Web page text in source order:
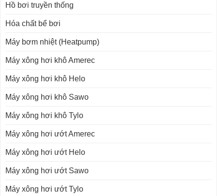
Hồ bơi truyền thống
Hóa chất bể bơi
Máy bơm nhiệt (Heatpump)
Máy xông hơi khô Amerec
Máy xông hơi khô Helo
Máy xông hơi khô Sawo
Máy xông hơi khô Tylo
Máy xông hơi ướt Amerec
Máy xông hơi ướt Helo
Máy xông hơi ướt Sawo
Máy xông hơi ướt Tylo